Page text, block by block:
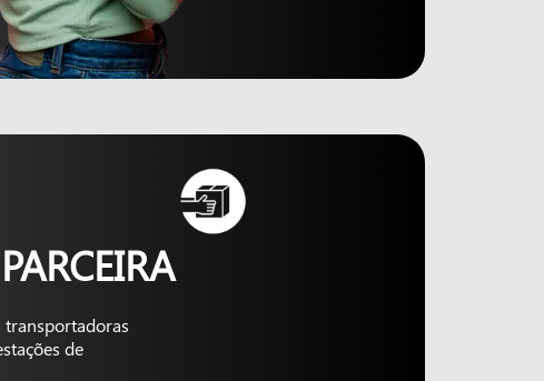
transportadoras
de